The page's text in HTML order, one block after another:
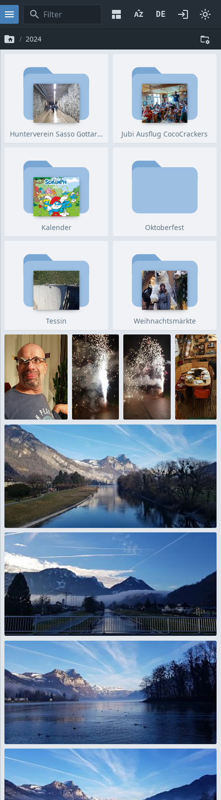
2024
Hunterverein Sasso Gottardo Jubi Ausflug CocoCrackers
Kalender Oktoberfest
Tessin Weihnachtsmärkte